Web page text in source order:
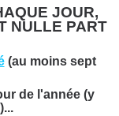
JOUR,
NULLE PART
(au moins sept
de l'année (y